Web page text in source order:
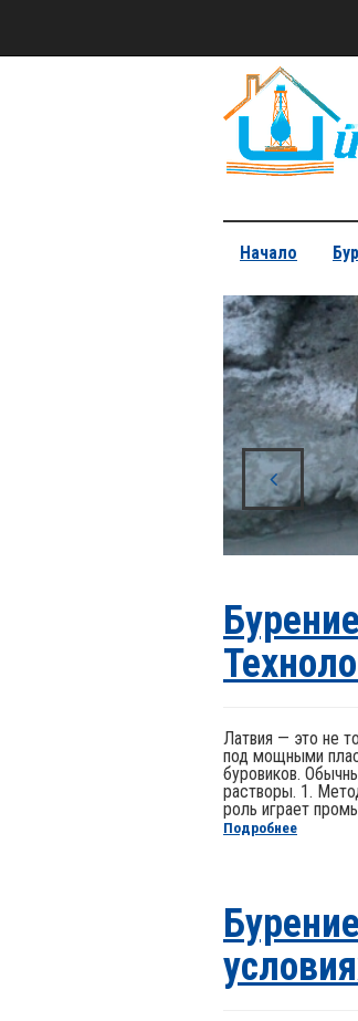
Начало
Латвия — это не
под мощными
буровиков.
растворы. 1.
роль играет
Подробнее